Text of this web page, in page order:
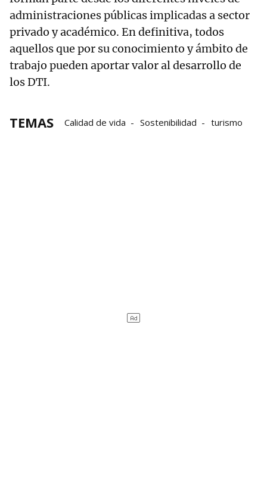
administraciones públicas implicadas a sector
privado y académico. En definitiva, todos
aquellos que por su conocimiento y ámbito de
trabajo pueden aportar valor al desarrollo de
los DTI.
TEMAS Calidad de vida Sostenibilidad turismo